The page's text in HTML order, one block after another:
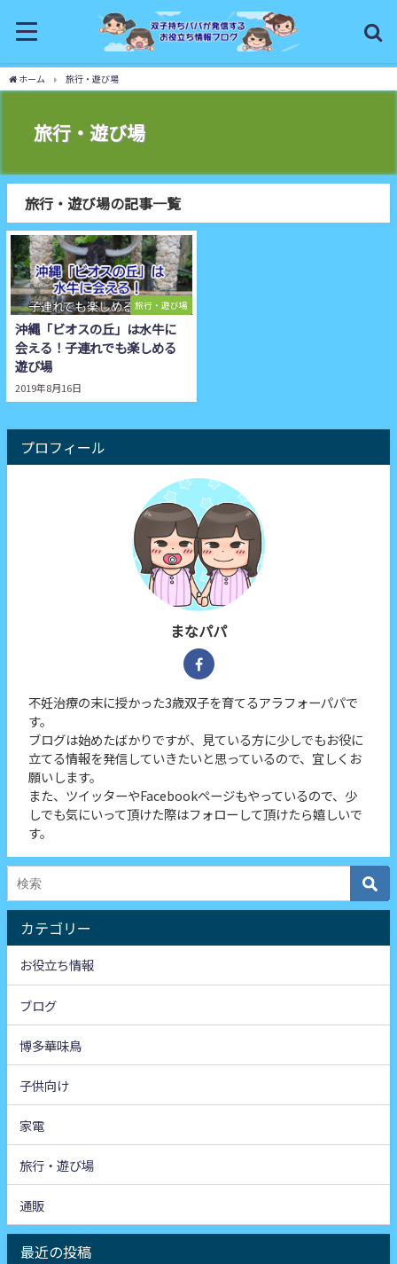
ホーム 旅行・遊び場
旅行・遊び場
旅行・遊び場の記事一覧
旅行・遊び場
沖縄「ビオスの丘」は水牛に
会える！子連れでも楽しめる
遊び場
2019年8月16日
プロフィール
まなパパ
不妊治療の末に授かった3歳双子を育てるアラフォーパパで
す。
ブログは始めたばかりですが、見ている方に少しでもお役に
立てる情報を発信していきたいと思っているので、宜しくお
願いします。
また、ツイッターやFacebookページもやっているので、少
しでも気にいって頂けた際はフォローして頂けたら嬉しいで
す。
カテゴリー
お役立ち情報
ブログ
博多華味鳥
子供向け
家電
旅行・遊び場
通販
最近の投稿